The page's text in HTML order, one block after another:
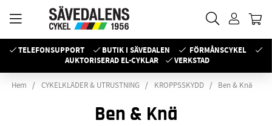
TELEFONSUPPORT BUTIK I SÄVEDALEN
FÖRMÅNSCYKEL
AUKTORISERAD EL-CYKLAR
VERKSTAD
Hem CYKELKLÄDER & UTRUSTNING KROPPSSKYDD Ben & Knä
Ben & Knä